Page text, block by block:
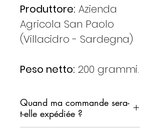
Produttore: Azienda
Agricola San Paolo
(Villacidro - Sardegna)
Peso netto: 200 grammi.
Quand ma commande sera-
t-elle expédiée ?